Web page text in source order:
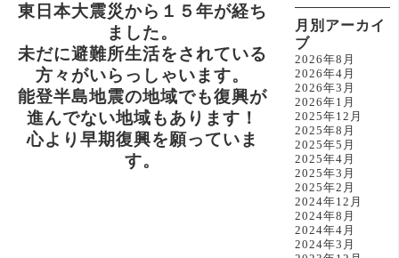
月別アーカイ
ブ
2026年8月
2026年4月
2026年3月
2026年1月
2025年12月
2025年8月
2025年5月
2025年4月
2025年3月
2025年2月
2024年12月
2024年8月
2024年4月
2024年3月
東日本大震災から１５年が経ち
ました。
未だに避難所生活をされている
方々がいらっしゃいます。
能登半島地震の地域でも復興が
進んでない地域もあります！
心より早期復興を願っていま
す。